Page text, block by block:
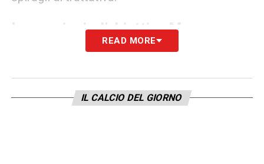
Le cessioni e l’obiettivo Marco
dalle cessioni eccellenti. I principali indiziati
READ MORE
IL CALCIO DEL GIORNO